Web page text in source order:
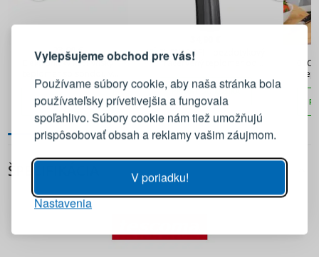
Vylepšujeme obchod pre vás!
Používame súbory cookie, aby naša stránka bola
používateľsky prívetivejšia a fungovala
spoľahlivo. Súbory cookie nám tiež umožňujú
prispôsobovať obsah a reklamy vašim záujmom.
V poriadku!
Nastavenia
23,90 €
Elektronický kuchynský
podobe špachtle
PRIDAŤ DO KOŠÍKA
KÜCHENPROFI – bezdotykový
infračervený teplomer od
cm
PRIDAŤ DO KOŠÍKA
ŠPECIFIKÁCIA
REGISTRÁCIA
Prihláste sa k svojmu účtu
PRIHLÁSIŤ SA